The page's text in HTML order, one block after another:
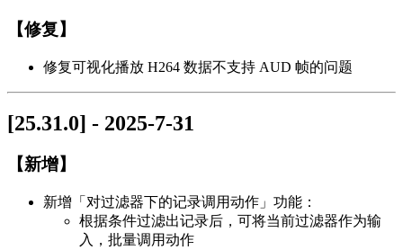
【修复】
修复可视化播放 H264 数据不支持 AUD 帧的问题
[25.31.0] - 2025-7-31
【新增】
新增「对过滤器下的记录调用动作」功能：
根据条件过滤出记录后，可将当前过滤器作为输
入，批量调用动作